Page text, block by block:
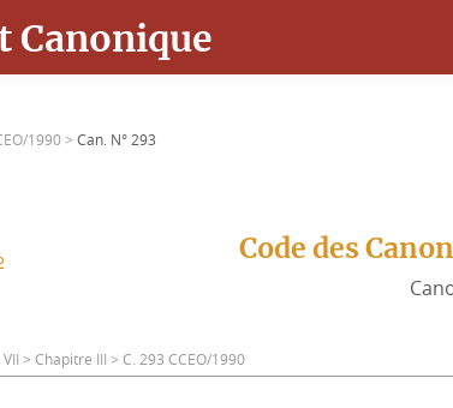
Canonique
1990 > Can. N° 293
Code des
> Chapitre III > C. 293 CCEO/1990